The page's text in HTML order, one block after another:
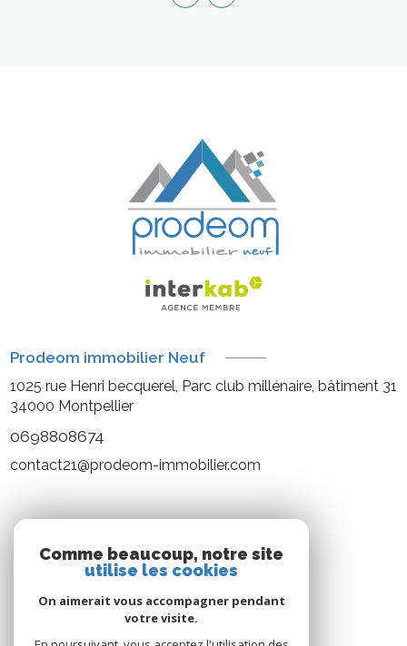
Prodeom immobilier Neuf
1025 rue Henri becquerel, Parc club millénaire, bâtiment 31
34000 Montpellier
0698808674
contact21@prodeom-immobilier.com
Nous suivre
Comme beaucoup, notre site
utilise les cookies
On aimerait vous accompagner pendant
votre visite.